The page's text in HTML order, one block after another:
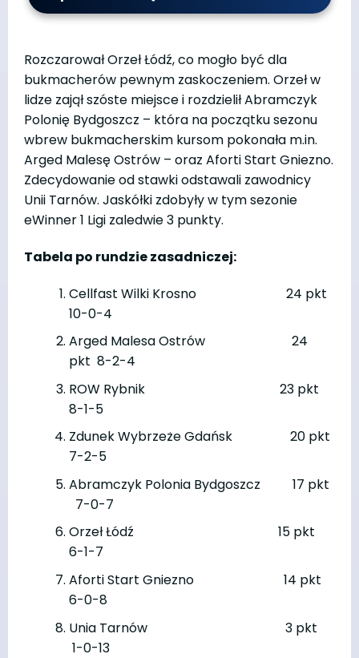
Rozczarował Orzeł Łódź, co mogło być dla
bukmacherów pewnym zaskoczeniem. Orzeł w
lidze zajął szóste miejsce i rozdzielił Abramczyk
Polonię Bydgoszcz – która na początku sezonu
wbrew bukmacherskim kursom pokonała m.in.
Arged Malesę Ostrów – oraz Aforti Start Gniezno.
Zdecydowanie od stawki odstawali zawodnicy
Unii Tarnów. Jaskółki zdobyły w tym sezonie
eWinner 1 Ligi zaledwie 3 punkty.
Tabela po rundzie zasadniczej:
Cellfast Wilki Krosno 24 pkt
10-0-4
Arged Malesa Ostrów 24
pkt 8-2-4
ROW Rybnik 23 pkt
8-1-5
Zdunek Wybrzeże Gdańsk 20 pkt
7-2-5
Abramczyk Polonia Bydgoszcz 17 pkt
7-0-7
Orzeł Łódź 15 pkt
6-1-7
Aforti Start Gniezno 14 pkt
6-0-8
Unia Tarnów 3 pkt
1-0-13